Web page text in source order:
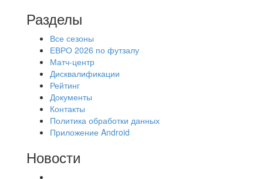
Разделы
Все сезоны
ЕВРО 2026 по футзалу
Матч-центр
Дисквалификации
Рейтинг
Документы
Контакты
Политика обработки данных
Приложение Android
Новости